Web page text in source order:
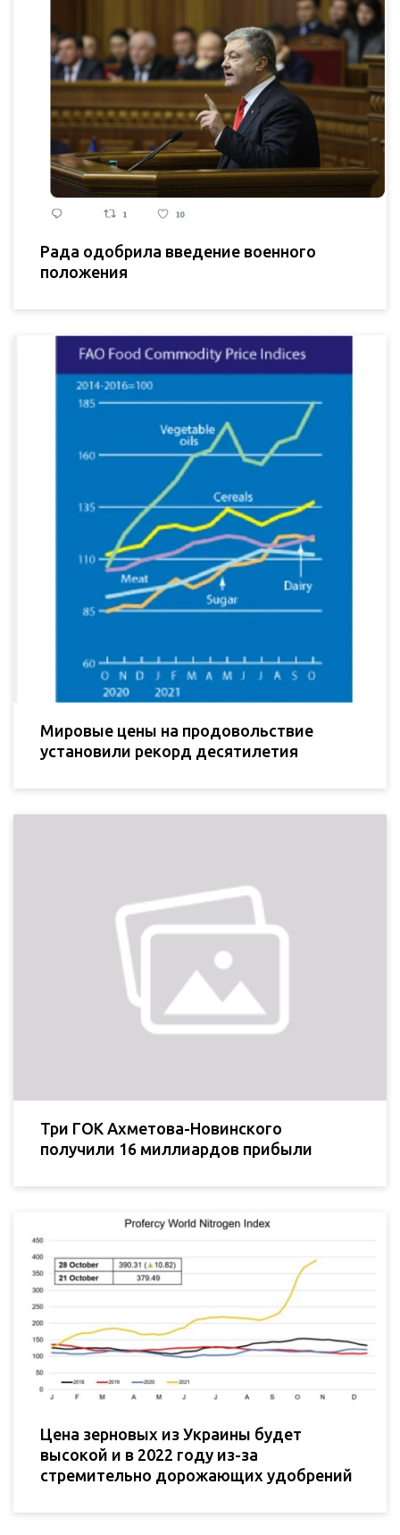
Рада одобрила введение военного
положения
Мировые цены на продовольствие
установили рекорд десятилетия
Три ГОК Ахметова-Новинского
получили 16 миллиардов прибыли
Цена зерновых из Украины будет
высокой и в 2022 году из-за
стремительно дорожающих удобрений